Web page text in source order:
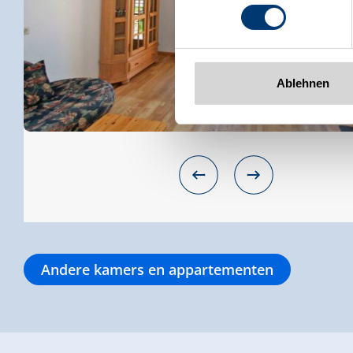
www.zillertalarena.com
Ablehnen
Andere kamers en appartementen